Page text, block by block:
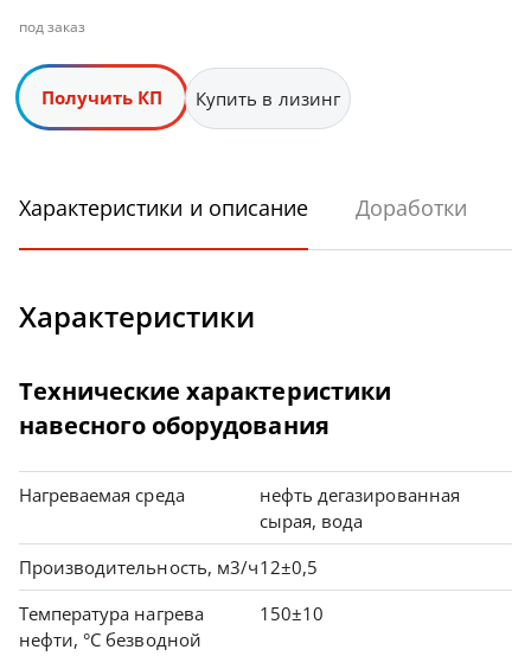
под заказ
Получить КП Купить в лизинг
Характеристики и описание Доработки
Характеристики
Технические характеристики
навесного оборудования
Нагреваемая среда
нефть дегазированная
сырая, вода
Производительность, м3/ч12±0,5
Температура нагрева
нефти, °С безводной
150±10